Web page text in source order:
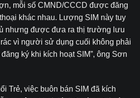
mỗi số CMND/CCCD được đăng
khác nhau. Lượng SIM này tuy
nhưng được đưa ra thị trường lưu
vì người sử dụng cuối không phải
ký khi kích hoạt SIM”, ông Sơn
Trẻ, việc buôn bán SIM đã kích